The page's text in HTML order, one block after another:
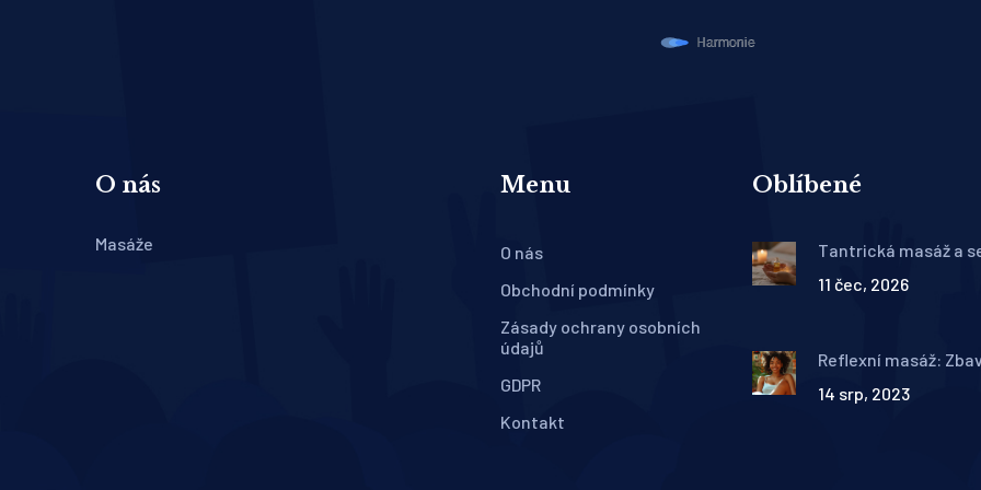
O nás
Masáže
Menu
O nás
Obchodní podmínky
Zásady ochrany osobních
údajů
GDPR
Kontakt
Oblíbené
Tantrická masáž a
ovlivní váš život v
11 čec, 2026
Reflexní masáž:
14 srp, 2023